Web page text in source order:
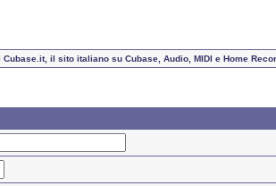
Cubase.it, il sito italiano su Cubase, Audio, MIDI e Home